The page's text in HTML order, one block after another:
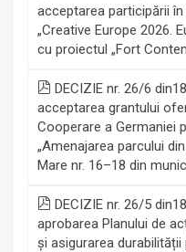
acceptarea participării
„Creative Europe 2026.
cu proiectul „Fort
DECIZIE nr. 26/6
acceptarea grantului
Cooperare a Germaniei
„Amenajarea parcului
Mare nr. 16–18 din
DECIZIE nr. 26/5
aprobarea Planului de
și asigurarea